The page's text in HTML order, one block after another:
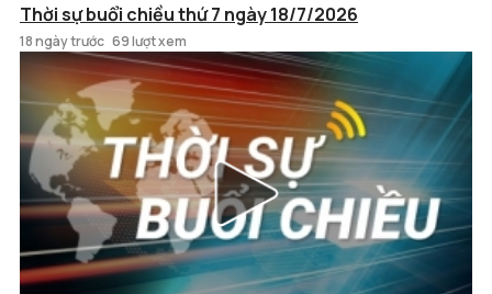
Thời sự buổi chiều thứ 7 ngày 18/7/2026
18 ngày trước 69 lượt xem